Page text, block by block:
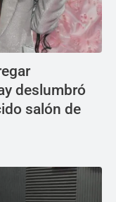
deslumbró
salón de